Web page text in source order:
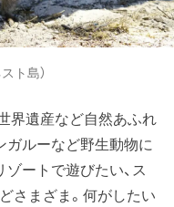
ト島）
界遺産など自然あふれ
ガルーなど野生動物に
ートで遊びたい、ス
さまざま。何がしたい